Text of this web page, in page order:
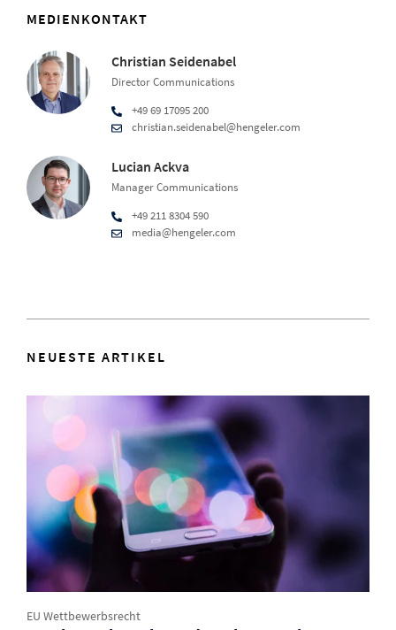
MEDIENKONTAKT
Christian Seidenabel
Director Communications
+49 69 17095 200
christian.seidenabel@hengeler.com
Lucian Ackva
Manager Communications
+49 211 8304 590
media@hengeler.com
NEUESTE ARTIKEL
EU Wettbewerbsrecht